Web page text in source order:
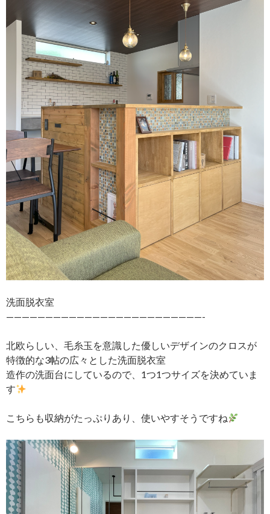
洗面脱衣室
—————————————————————————-
北欧らしい、毛糸玉を意識した優しいデザインのクロスが
特徴的な3帖の広々とした洗面脱衣室
造作の洗面台にしているので、1つ1つサイズを決めていま
す
こちらも収納がたっぷりあり、使いやすそうですね